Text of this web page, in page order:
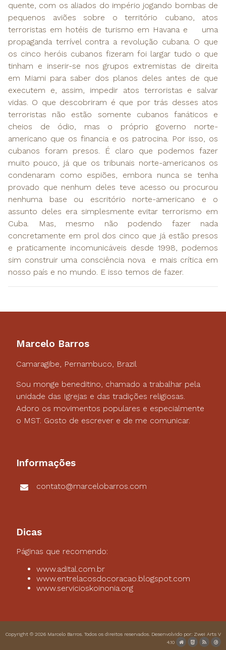
quente, com os aliados do império jogando bombas de
pequenos aviões sobre o território cubano, atos
terroristas em hotéis de turismo em Havana e uma
propaganda terrível contra a revolução cubana. O que
os cinco heróis cubanos fizeram foi largar tudo o que
tinham e inserir-se nos grupos extremistas de direita
em Miami para saber dos planos deles antes de que
executem e, assim, impedir atos terroristas e salvar
vidas. O que descobriram é que por trás desses atos
terroristas não estão somente cubanos fanáticos e
cheios de ódio, mas o próprio governo norte-
americano que os financia e os patrocina. Por isso, os
cubanos foram presos. É claro que podemos fazer
muito pouco, já que os tribunais norte-americanos os
condenaram como espiões, embora nunca se tenha
provado que nenhum deles teve acesso ou procurou
nenhuma base ou escritório norte-americano e o
assunto deles era simplesmente evitar terrorismo em
Cuba. Mas, mesmo não podendo fazer nada
concretamente em prol dos cinco que já estão presos
e praticamente incomunicáveis desde 1998, podemos
sim construir uma consciência nova e mais crítica em
nosso país e no mundo. E isso temos de fazer.
Marcelo Barros
Camaragibe, Pernambuco, Brazil
Sou monge beneditino, chamado a trabalhar pela
unidade das Igrejas e das tradições religiosas.
Adoro os movimentos populares e especialmente
o MST. Gosto de escrever e de me comunicar.
Informações
contato@marcelobarros.com
Dicas
Páginas que recomendo:
www.adital.com.br
www.entrelacosdocoracao.blogspot.com
www.servicioskoinonia.org
Copyright © 2026 Marcelo Barros. Todos os direitos reservados. Desenvolvido por: Zwei Arts V
4.10